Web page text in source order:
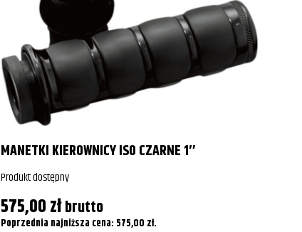
MANETKI KIEROWNICY ISO CZARNE 1″
Produkt dostępny
575,00złbrutto
Poprzednia najniższa cena: 575,00 zł.